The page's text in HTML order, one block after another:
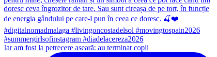
Iar am fost la petrecere aseară: au terminat copii